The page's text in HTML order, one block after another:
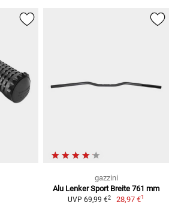
gazzini
Alu Lenker Sport Breite 761 mm
UVP 69,99 €2 28,97 €1